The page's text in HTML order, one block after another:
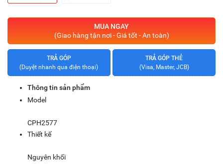
MUA NGAY
(Giao hàng tận nơi - Giá tốt - An toàn)
TRẢ GÓP
(Duyệt nhanh qua điện thoại)
TRẢ GÓP THẺ
(Visa, Master, JCB)
Thông tin sản phẩm
Model
CPH2577
Thiết kế
Nguyên khối